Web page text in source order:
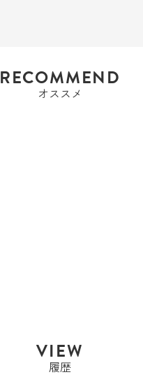
RECOMMEND
オススメ
VIEW
履歴